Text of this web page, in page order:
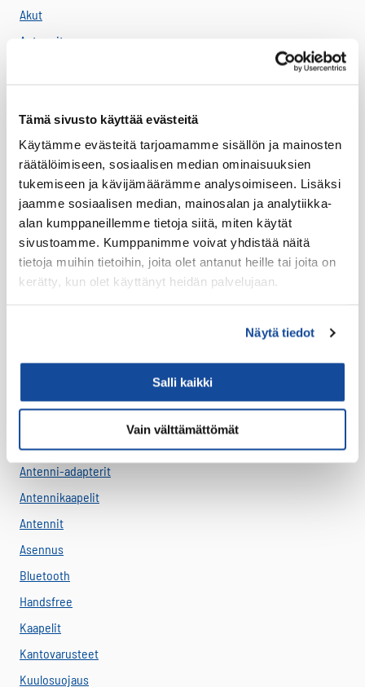
Tämä sivusto käyttää evästeitä
Käytämme evästeitä tarjoamamme sisällön ja mainosten
räätälöimiseen, sosiaalisen median ominaisuuksien
tukemiseen ja kävijämäärämme analysoimiseen. Lisäksi
jaamme sosiaalisen median, mainosalan ja analytiikka-
alan kumppaneillemme tietoja siitä, miten käytät
sivustoamme. Kumppanimme voivat yhdistää näitä
tietoja muihin tietoihin, joita olet antanut heille tai joita on
kerätty, kun olet käyttänyt heidän palvelujaan.
Näytä tiedot
Salli kaikki
Vain välttämättömät
Akut
Antennit
Kantovarusteet
Lataustarvikkeet
Lisäosat ja tarvikkeet
LTE Reitittimet
USB-C Johdot
USB-C lisälaitteet
Ryhmävideopalvelu
Akut
Antenni-adapterit
Antennikaapelit
Antennit
Asennus
Bluetooth
Handsfree
Kaapelit
Kantovarusteet
Kuulosuojaus